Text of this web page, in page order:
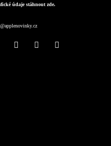
údaje stáhnout zde.